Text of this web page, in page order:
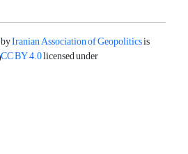
byIranian Association of Geopoliticsis
licensed under
CC BY 4.0